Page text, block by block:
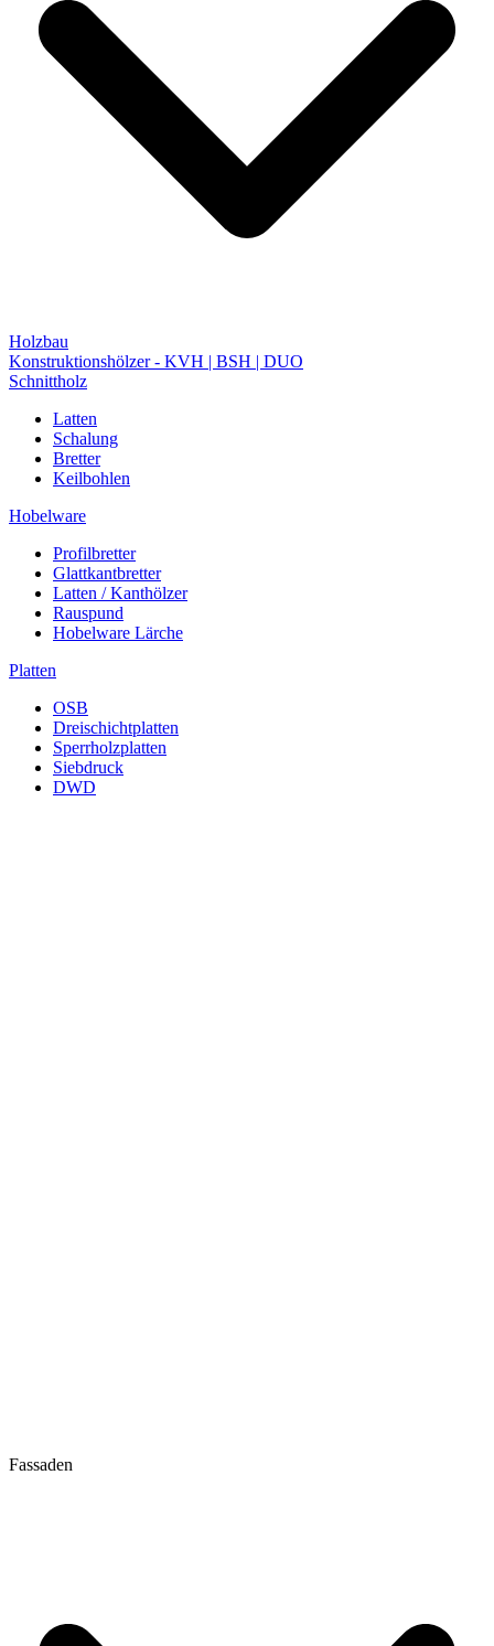
Holzbau
Konstruktionshölzer - KVH | BSH | DUO
Schnittholz
Latten
Schalung
Bretter
Keilbohlen
Hobelware
Profilbretter
Glattkantbretter
Latten / Kanthölzer
Rauspund
Hobelware Lärche
Platten
OSB
Dreischichtplatten
Sperrholzplatten
Siebdruck
DWD
Fassaden